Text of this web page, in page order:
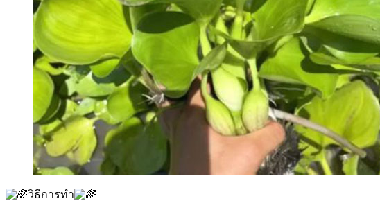
วิธีการทำ